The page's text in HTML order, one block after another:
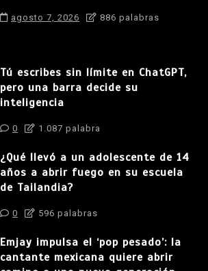
agosto 7, 2026 886 palabras
Tú escribes sin límite en ChatGPT,
pero una barra decide su
inteligencia
0 1.087 palabra
¿Qué llevó a un adolescente de 14
años a abrir fuego en su escuela
de Tailandia?
0 596 palabras
Emjay impulsa el ‘pop pesado’: la
cantante mexicana quiere abrir